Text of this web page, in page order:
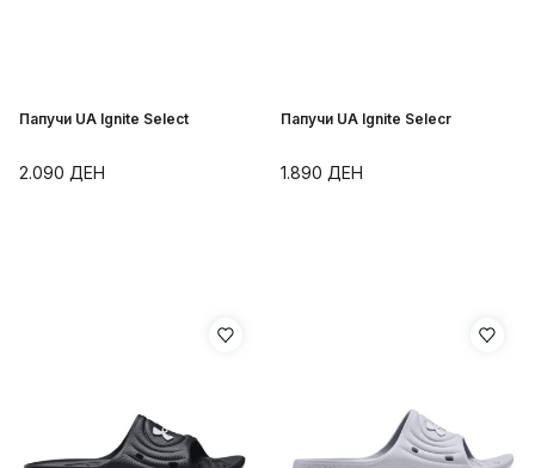
Папучи UA Ignite Select
2.090 ДЕН
Папучи UA Ignite Selecr
1.890 ДЕН